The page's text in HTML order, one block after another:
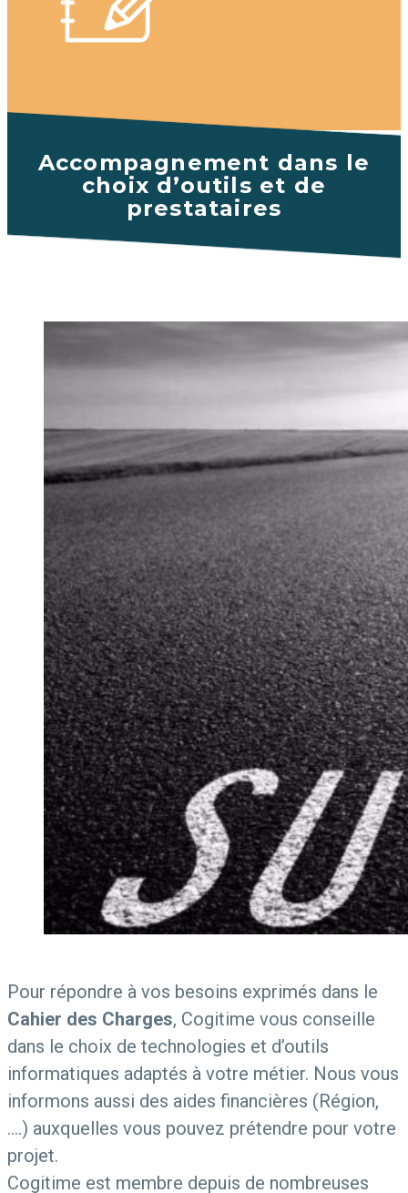
Accompagnement dans le
choix d’outils et de
prestataires
Pour répondre à vos besoins exprimés dans le
Cahier des Charges, Cogitime vous conseille
dans le choix de technologies et d’outils
informatiques adaptés à votre métier. Nous vous
informons aussi des aides financières (Région,
….) auxquelles vous pouvez prétendre pour votre
projet.
Cogitime est membre depuis de nombreuses